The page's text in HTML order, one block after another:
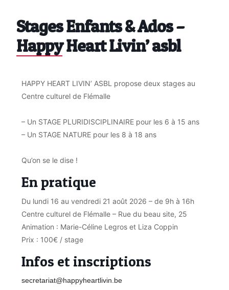
Stages Enfants & Ados –
Happy Heart Livin’ asbl
HAPPY HEART LIVIN’ ASBL propose deux stages au
Centre culturel de Flémalle
– Un STAGE PLURIDISCIPLINAIRE pour les 6 à 15 ans
– Un STAGE NATURE pour les 8 à 18 ans
Qu’on se le dise !
En pratique
Du lundi 16 au vendredi 21 août 2026 – de 9h à 16h
Centre culturel de Flémalle – Rue du beau site, 25
Animation : Marie-Céline Legros et Liza Coppin
Prix : 100€ / stage
Infos et inscriptions
secretariat@happyheartlivin.be